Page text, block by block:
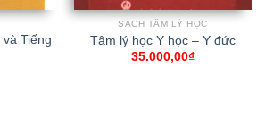
Tiếng
SÁCH TÂM LÝ HỌC
Tâm lý học Y học – Y đức
35.000,00₫